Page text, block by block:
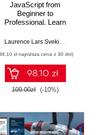
van Putten,Rob Percival
JavaScript from
Beginner to
Professional. Learn
by building fun,
dynamic web apps,
games, and pages
Laurence Lars Svekis
,
zł najniższa cena z 30 dni)
98.10 zł
109.00zł (-10%)